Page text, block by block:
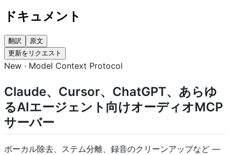
ドキュメント
翻訳
原文
更新をリクエスト
New · Model Context Protocol
Claude、Cursor、ChatGPT、あらゆ
るAIエージェント向けオーディオMCP
サーバー
ボーカル除去、ステム分離、録音のクリーンアップなど —